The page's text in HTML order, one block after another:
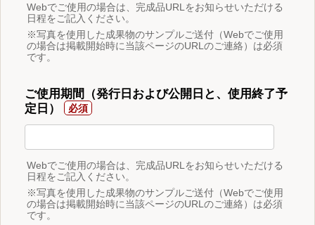
Webでご使用の場合は、完成品URLをお知らせいただける
日程をご記入ください。
※写真を使用した成果物のサンプルご送付（Webでご使用
の場合は掲載開始時に当該ページのURLのご連絡）は必須
です。
ご使用期間（発行日および公開日と、使用終了予
定日）
Webでご使用の場合は、完成品URLをお知らせいただける
日程をご記入ください。
※写真を使用した成果物のサンプルご送付（Webでご使用
の場合は掲載開始時に当該ページのURLのご連絡）は必須
です。